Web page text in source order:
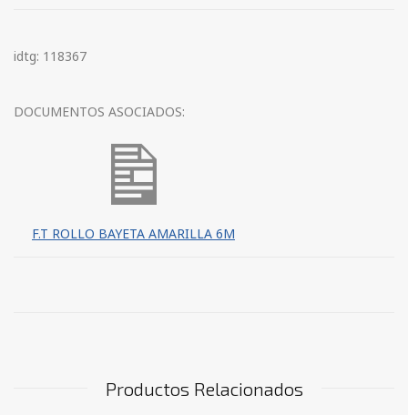
idtg: 118367
DOCUMENTOS ASOCIADOS:
F.T ROLLO BAYETA AMARILLA 6M
Productos Relacionados